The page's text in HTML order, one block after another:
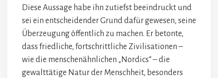
Diese Aussage habe ihn zutiefst beeindruckt und
sei ein entscheidender Grund dafür gewesen, seine
Überzeugung öffentlich zu machen. Er betonte,
dass friedliche, fortschrittliche Zivilisationen –
wie die menschenähnlichen „Nordics“ – die
gewalttätige Natur der Menschheit, besonders